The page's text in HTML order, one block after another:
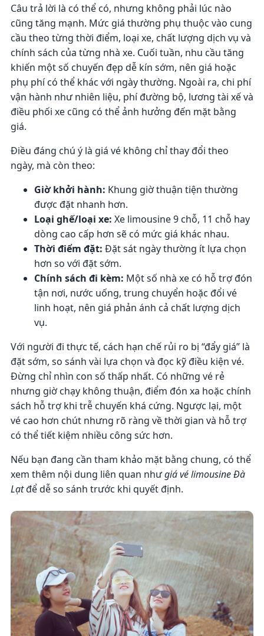
Câu trả lời là có thể có, nhưng không phải lúc nào
cũng tăng mạnh. Mức giá thường phụ thuộc vào cung
cầu theo từng thời điểm, loại xe, chất lượng dịch vụ và
chính sách của từng nhà xe. Cuối tuần, nhu cầu tăng
khiến một số chuyến đẹp dễ kín sớm, nên giá hoặc
phụ phí có thể khác với ngày thường. Ngoài ra, chi phí
vận hành như nhiên liệu, phí đường bộ, lương tài xế và
điều phối xe cũng có thể ảnh hưởng đến mặt bằng
giá.
Điều đáng chú ý là giá vé không chỉ thay đổi theo
ngày, mà còn theo:
Giờ khởi hành: Khung giờ thuận tiện thường
được đặt nhanh hơn.
Loại ghế/loại xe: Xe limousine 9 chỗ, 11 chỗ hay
dòng cao cấp hơn sẽ có mức giá khác nhau.
Thời điểm đặt: Đặt sát ngày thường ít lựa chọn
hơn so với đặt sớm.
Chính sách đi kèm: Một số nhà xe có hỗ trợ đón
tận nơi, nước uống, trung chuyển hoặc đổi vé
linh hoạt, nên giá phản ánh cả chất lượng dịch
vụ.
Với người đi thực tế, cách hạn chế rủi ro bị “đẩy giá” là
đặt sớm, so sánh vài lựa chọn và đọc kỹ điều kiện vé.
Đừng chỉ nhìn con số thấp nhất. Có những vé rẻ
nhưng giờ chạy không thuận, điểm đón xa hoặc chính
sách hỗ trợ khi trễ chuyến khá cứng. Ngược lại, một
vé cao hơn chút nhưng rõ ràng về thời gian và hỗ trợ
có thể tiết kiệm nhiều công sức hơn.
Nếu bạn đang cần tham khảo mặt bằng chung, có thể
xem thêm nội dung liên quan nhưgiá vé limousine Đà
Lạtđể dễ so sánh trước khi quyết định.